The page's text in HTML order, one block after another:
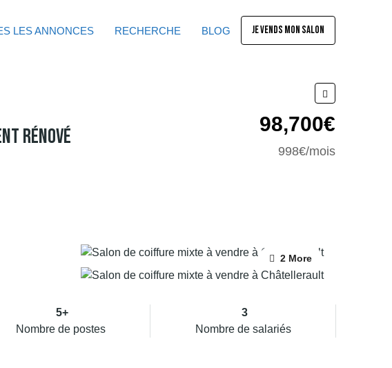
LES ANNONCES RECHERCHE BLOG JE VENDS MON SALON
Rénové
98,700€
998€/mois
2 More
5+
Nombre de postes
3
Nombre de salariés